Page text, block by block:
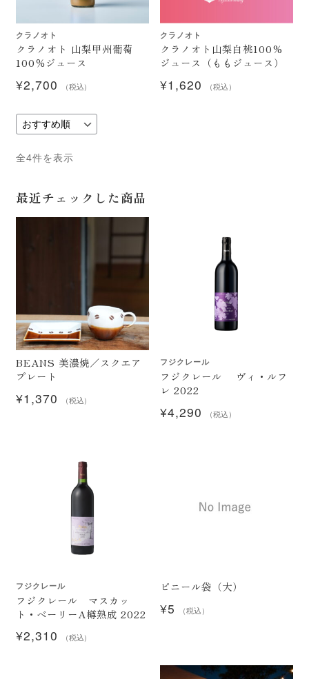
LADY beetle
クラノオト（無濾過ワイン）
ジュース
ワイン雑貨・おつまみ
ギフト包装・袋
紙袋・ビニール袋
クラノオト
クラノオト 山梨甲州葡萄
100％ジュース
¥2,700 （税込）
クラノオト
クラノオト山梨白桃100%
ジュース（ももジュース）
¥1,620 （税込）
全4件を表示
最近チェックした商品
BEANS 美濃焼／スクエア
プレート
¥1,370 （税込）
フジクレール
フジクレール ヴィ・ルフ
レ 2022
¥4,290 （税込）
フジクレール
フジクレール マスカッ
ト・ベーリーA樽熟成 2022
¥2,310 （税込）
ビニール袋（大）
¥5 （税込）